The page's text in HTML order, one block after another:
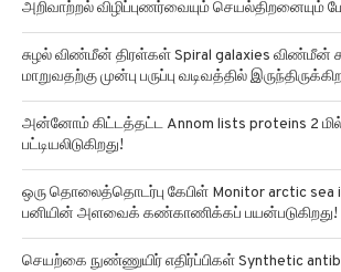
சுழல் விண்மீன் திரள்கள் Spiral galaxies விண்மீன்
மாறுவதற்கு முன்பு பருப்பு வடிவத்தில்
அன்னோம் கிட்டத்தட்ட Annom lists proteins 2
பட்டியலிடுகிறது!
ஒரு தொலைத்தொடர்பு கேபிள் Monitor arctic sea
பனியின் அளவைக் கண்காணிக்கப் பயன்படுகிறது!
செயற்கை நுண்ணுயிர் எதிர்ப்பிகள் Synthetic
எதிர்ப்பு சூப்பர்பக்குகளுக்கு எதிராக பயனுள்ளதாக